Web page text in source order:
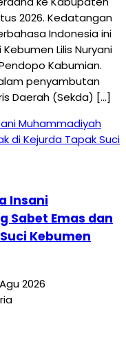
2026. Kedatangan
Indonesia ini
Lilis Nuryani
Kabumian.
penyambutan
Daerah (Sekda) […]
Insani
Sabet Emas dan
Kebumen
2026